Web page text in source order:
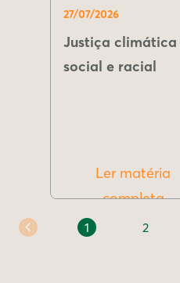
27/07/2026
Justiça climática
social e racial
Ler matéria
completa
1 2